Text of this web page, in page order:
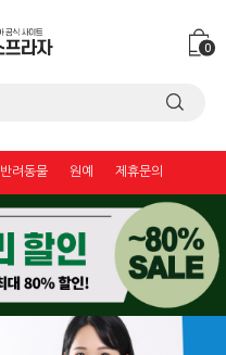
0
반려동물 원예 제휴문의